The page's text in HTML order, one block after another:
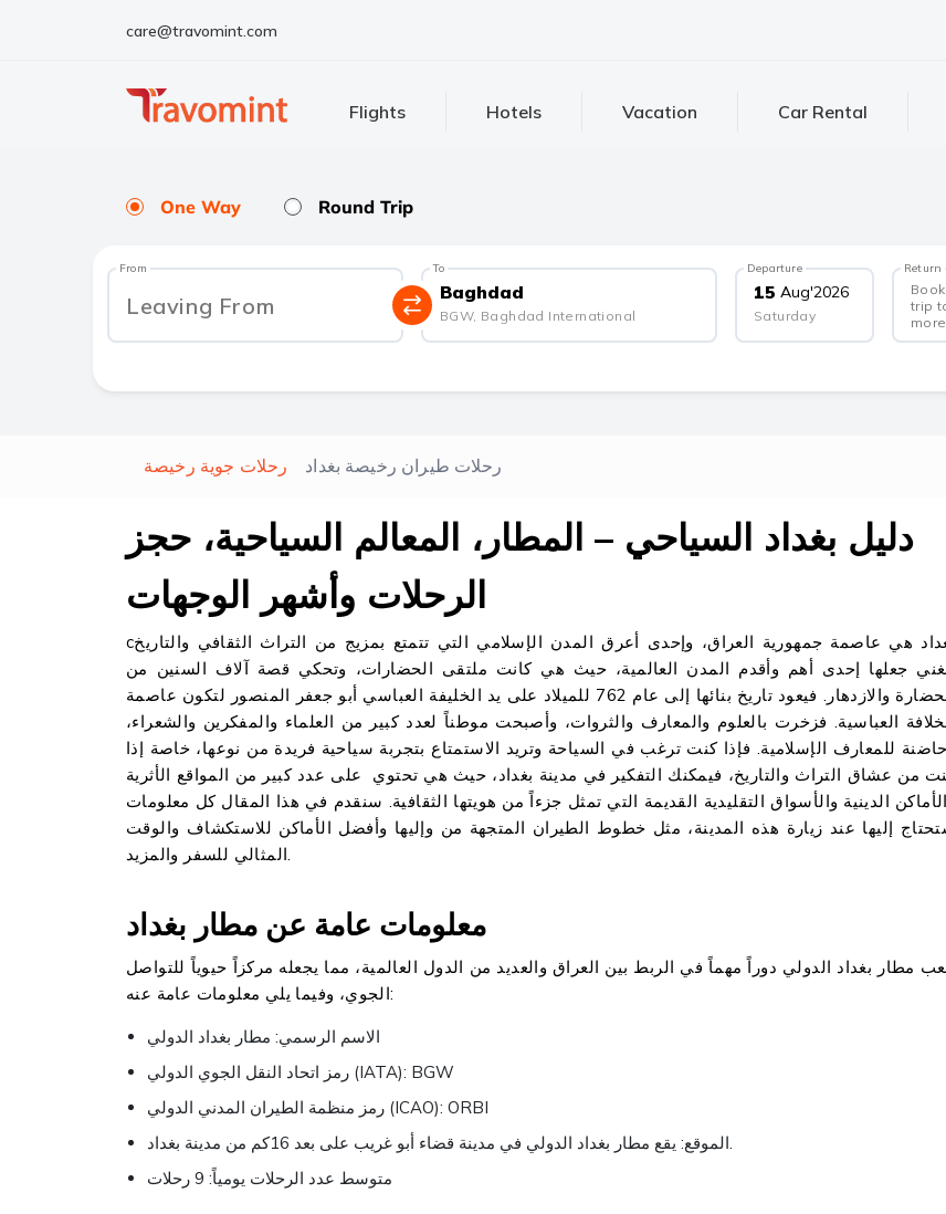
care@travomint.com
Flights Hotels Vacation Car Rental
One Way Round Trip
From
Leaving From
To
Baghdad
BGW, Baghdad International
Departure
15 Aug'2026
Saturday
Return
trip
more
رحلات جوية رخيصة رحلات طيران رخيصة بغداد
دليل بغداد السياحي – المطار، المعالم السياحية، حجز
الرحلات وأشهر الوجهات
cبغداد هي عاصمة جمهورية العراق، وإحدى أعرق المدن الإسلامي التي تتمتع بمزيج من التراث الثقافي والتاريخ
جعلها إحدى أهم وأقدم المدن العالمية، حيث هي كانت ملتقى الحضارات، وتحكي قصة آلاف السنين من
الحضارة والازدهار. فيعود تاريخ بنائها إلى عام 762 للميلاد على يد الخليفة العباسي أبو جعفر المنصور لتكون عاصمة
العباسية. فزخرت بالعلوم والمعارف والثروات، وأصبحت موطناً لعدد كبير من العلماء والمفكرين والشعراء،
للمعارف الإسلامية. فإذا كنت ترغب في السياحة وتريد الاستمتاع بتجربة سياحية فريدة من نوعها، خاصة إذا
من عشاق التراث والتاريخ، فيمكنك التفكير في مدينة بغداد، حيث هي تحتوي على عدد كبير من المواقع الأثرية
الدينية والأسواق التقليدية القديمة التي تمثل جزءاً من هويتها الثقافية. سنقدم في هذا المقال كل معلومات
إليها عند زيارة هذه المدينة، مثل خطوط الطيران المتجهة من وإليها وأفضل الأماكن للاستكشاف والوقت
المثالي للسفر والمزيد.
معلومات عامة عن مطار بغداد
مطار بغداد الدولي دوراً مهماً في الربط بين العراق والعديد من الدول العالمية، مما يجعله مركزاً حيوياً للتواصل
الجوي، وفيما يلي معلومات عامة عنه:
الاسم الرسمي: مطار بغداد الدولي
رمز اتحاد النقل الجوي الدولي (IATA): BGW
رمز منظمة الطيران المدني الدولي (ICAO): ORBI
الموقع: يقع مطار بغداد الدولي في مدينة قضاء أبو غريب على بعد 16كم من مدينة بغداد.
متوسط عدد الرحلات يومياً: 9 رحلات